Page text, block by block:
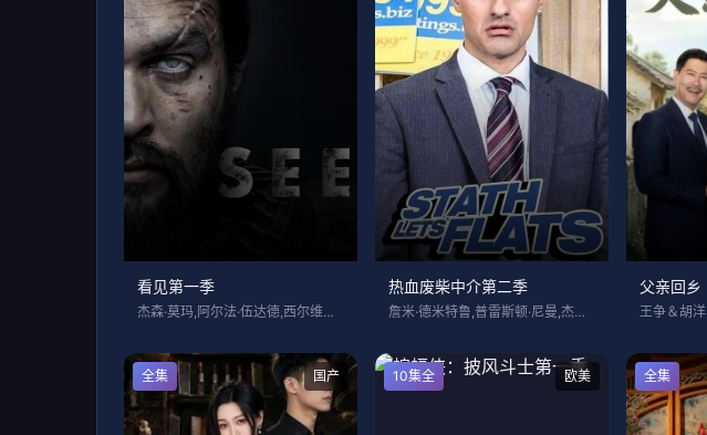
看见第一季
杰森·莫玛,阿尔法·伍达德,西尔维娅·侯
热血废柴中介第二季
詹米·德米特鲁,普雷斯顿·尼曼,杰米·德
父亲回乡
王争＆胡洋
国产
全集 欧美
10集全 全集